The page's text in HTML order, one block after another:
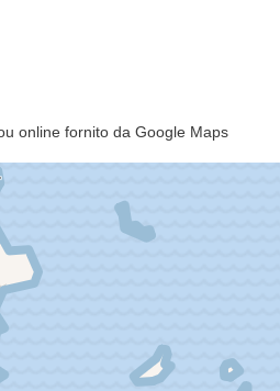
online fornito da Google Maps